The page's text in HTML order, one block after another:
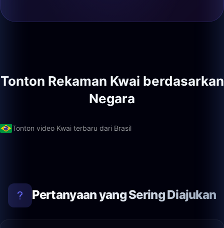
Tonton Rekaman Kwai berdasarkan
Negara
Tonton video Kwai terbaru dari Brasil
Pertanyaan yang Sering Diajukan